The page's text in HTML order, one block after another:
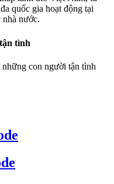
quốc gia hoạt động tại
nước.
tình
con người tận tình